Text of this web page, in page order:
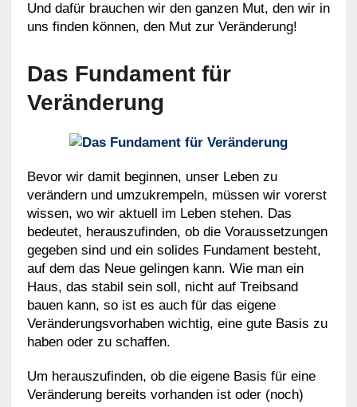
Und dafür brauchen wir den ganzen Mut, den wir in
uns finden können, den Mut zur Veränderung!
Das Fundament für
Veränderung
Bevor wir damit beginnen, unser Leben zu
verändern und umzukrempeln, müssen wir vorerst
wissen, wo wir aktuell im Leben stehen. Das
bedeutet, herauszufinden, ob die Voraussetzungen
gegeben sind und ein solides Fundament besteht,
auf dem das Neue gelingen kann. Wie man ein
Haus, das stabil sein soll, nicht auf Treibsand
bauen kann, so ist es auch für das eigene
Veränderungsvorhaben wichtig, eine gute Basis zu
haben oder zu schaffen.
Um herauszufinden, ob die eigene Basis für eine
Veränderung bereits vorhanden ist oder (noch)